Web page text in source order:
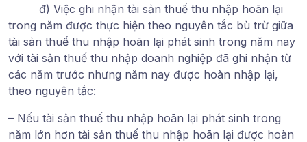
đ) Việc ghi nhận tài sản thuế thu nhập hoãn lại
trong năm được thực hiện theo nguyên tắc bù trừ giữa
tài sản thuế thu nhập hoãn lại phát sinh trong năm nay
với tài sản thuế thu nhập doanh nghiệp đã ghi nhận từ
các năm trước nhưng năm nay được hoàn nhập lại,
theo nguyên tắc:
– Nếu tài sản thuế thu nhập hoãn lại phát sinh trong
năm lớn hơn tài sản thuế thu nhập hoãn lại được hoàn